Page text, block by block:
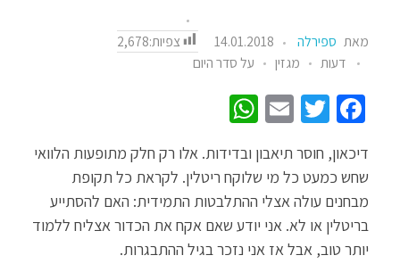
מאת ספירלה 14.01.2018 צפיות:2,678
דעות
מגזין על סדר היום
Fa
b
o
o
k
T
tt
er
E
ail
at
sA
p
p
דיכאון, חוסר תיאבון ובדידות. אלו רק חלק מתופעות הלוואי
שחש כמעט כל מי שלוקח ריטלין. לקראת כל תקופת
מבחנים עולה אצלי ההתלבטות התמידית: האם להסתייע
בריטלין או לא. אני יודע שאם אקח את הכדור אצליח ללמוד
יותר טוב, אבל אז אני נזכר בגיל ההתבגרות.